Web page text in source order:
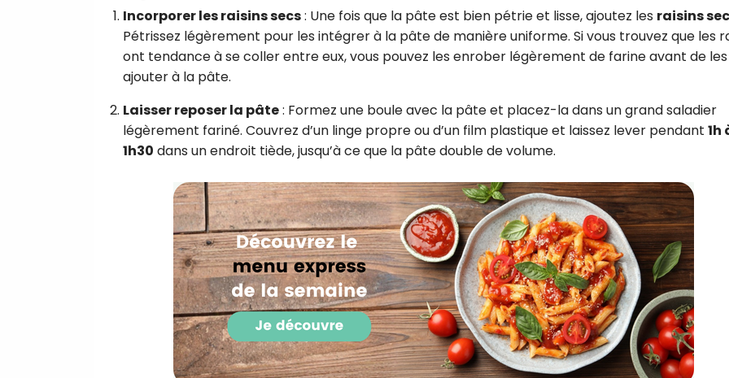
Incorporer les raisins secs: Une fois que la pâte est bien pétrie et lisse, ajoutez les raisins
Pétrissez légèrement pour les intégrer à la pâte de manière uniforme. Si vous trouvez que les
ont tendance à se coller entre eux, vous pouvez les enrober légèrement de farine avant de les
ajouter à la pâte.
Laisser reposer la pâte: Formez une boule avec la pâte et placez-la dans un grand saladier
légèrement fariné. Couvrez d’un linge propre ou d’un film plastique et laissez lever pendant 1h
1h30 dans un endroit tiède, jusqu’à ce que la pâte double de volume.